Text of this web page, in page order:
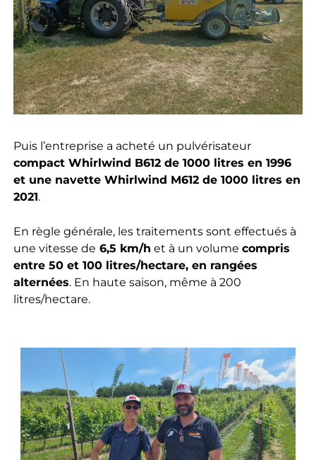
Puis l’entreprise a acheté un pulvérisateur
compact Whirlwind B612 de 1000 litres en 1996
et une navette Whirlwind M612 de 1000 litres en
2021.
En règle générale, les traitements sont effectués à
une vitesse de 6,5 km/h et à un volume compris
entre 50 et 100 litres/hectare, en rangées
alternées. En haute saison, même à 200
litres/hectare.